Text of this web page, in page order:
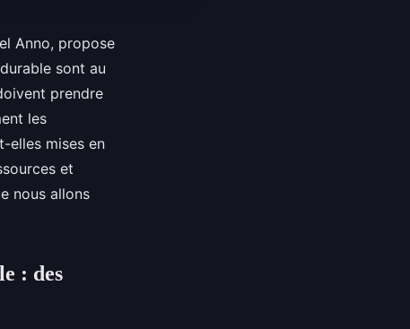
Anno, propose
sont au
prendre
les
elles mises en
et
nous allons
: des